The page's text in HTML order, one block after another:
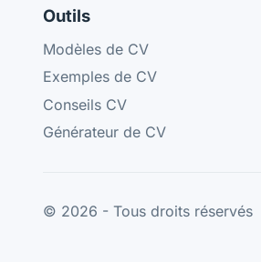
Outils
Modèles de CV
Exemples de CV
Conseils CV
Générateur de CV
© 2026 - Tous droits réservés